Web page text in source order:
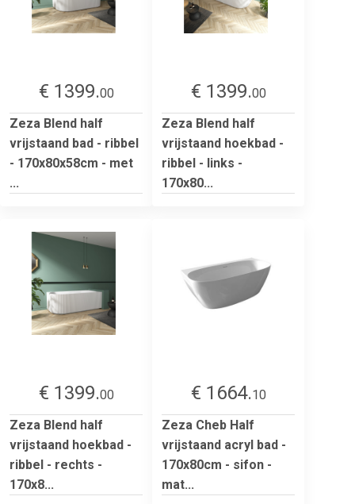
€ 1399.00
Zeza Blend half
vrijstaand bad - ribbel
- 170x80x58cm - met
...
€ 1399.00
Zeza Blend half
vrijstaand hoekbad -
ribbel - links -
170x80...
€ 1399.00
Zeza Blend half
vrijstaand hoekbad -
ribbel - rechts -
170x8...
€ 1664.10
Zeza Cheb Half
vrijstaand acryl bad -
170x80cm - sifon -
mat...